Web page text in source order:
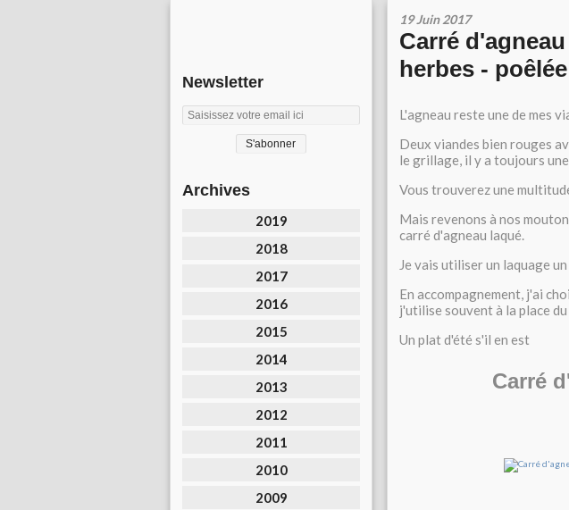
Newsletter
Archives
2019
2018
2017
2016
2015
2014
2013
2012
2011
2010
2009
19 Juin 2017
Carré
herbes -
L'agneau reste une de mes
Deux viandes bien rouges
le grillage, il y a toujours
Vous trouverez une
Mais revenons à nos
carré d'agneau laqué.
Je vais utiliser un laquage
En accompagnement, j'ai
j'utilise souvent à la place
Un plat d'été s'il en est
Carré